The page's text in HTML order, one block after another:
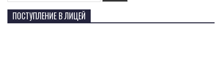
ПОСТУПЛЕНИЕ В ЛИЦЕЙ